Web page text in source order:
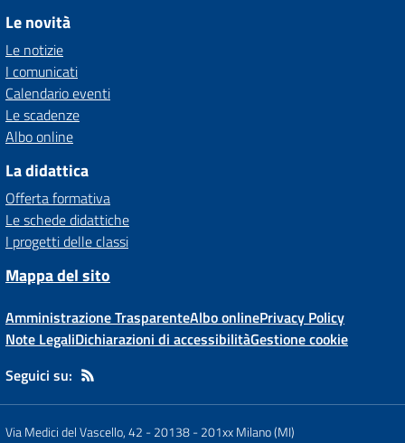
Le novità
Le notizie
I comunicati
Calendario eventi
Le scadenze
Albo online
La didattica
Offerta formativa
Le schede didattiche
I progetti delle classi
Mappa del sito
Amministrazione TrasparenteAlbo onlinePrivacy Policy
Note LegaliDichiarazioni di accessibilitàGestione cookie
Seguici su:
Via Medici del Vascello, 42 - 20138-201xx Milano (MI)